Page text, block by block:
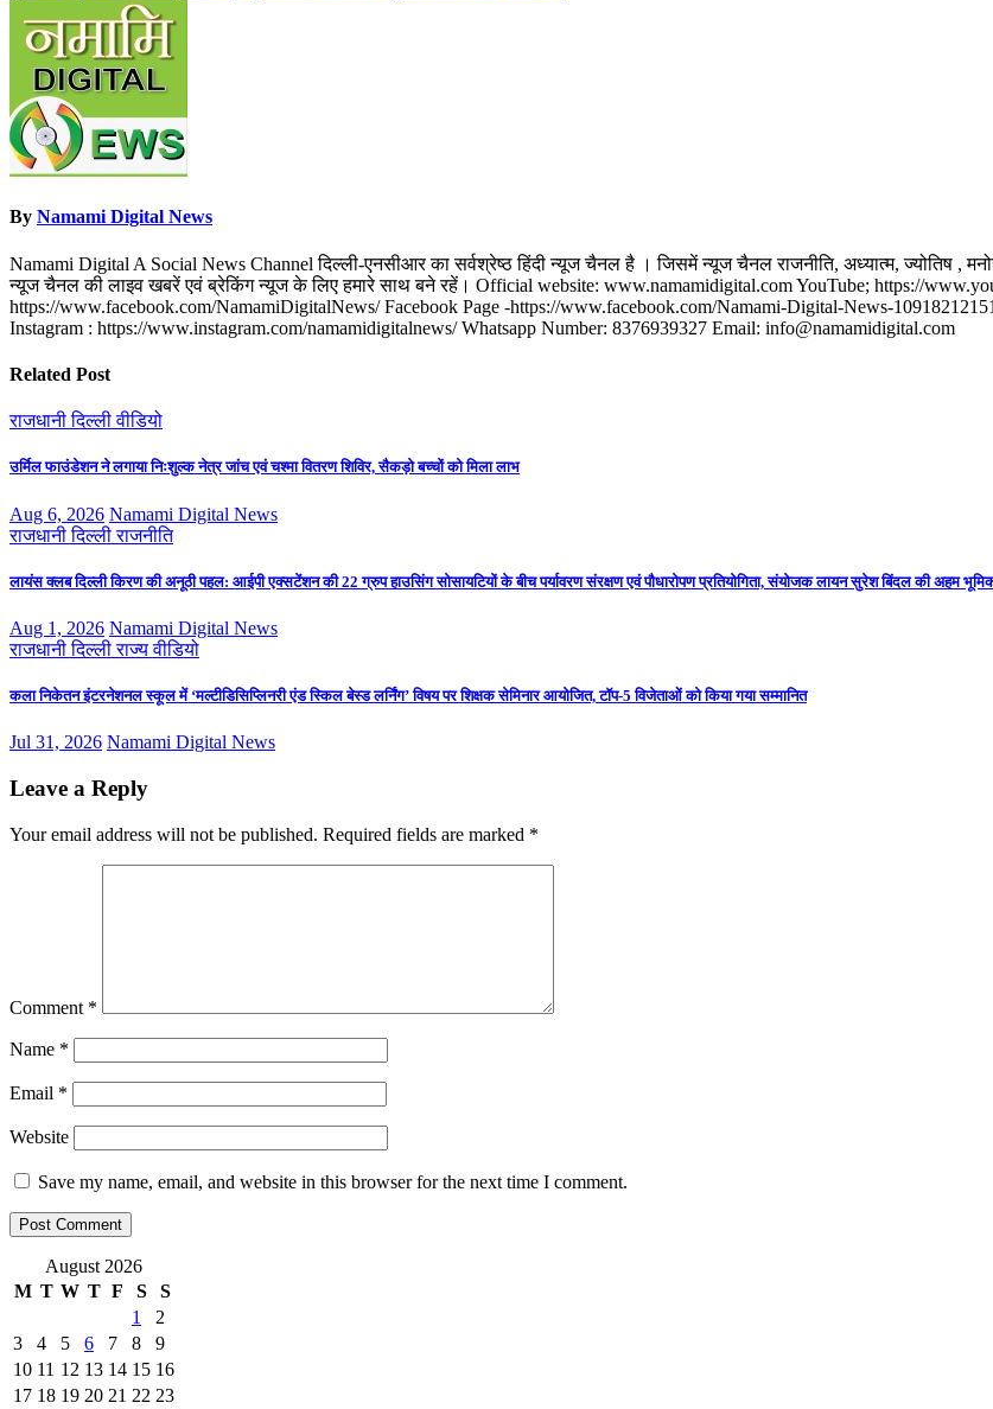
By Namami Digital News
Namami Digital A Social News Channel दिल्ली-एनसीआर का सर्वश्रेष्ठ हिंदी न्यूज चैनल है । जिसमें न्यूज चैनल राजनीति, अध्यात्म, ज्‍योतिष ,
न्यूज चैनल की लाइव खबरें एवं ब्रेकिंग न्यूज के लिए हमारे साथ बने रहें। Official website: www.namamidigital.com YouTube; https://
https://www.facebook.com/NamamiDigitalNews/ Facebook Page -https://www.facebook.com/Namami-Digital-News-
Instagram : https://www.instagram.com/namamidigitalnews/ Whatsapp Number: 8376939327 Email: info@namamidigital.com
Related Post
राजधानी दिल्लीवीडियो
उर्मिल फाउंडेशन ने लगाया निःशुल्क नेत्र जांच एवं चश्मा वितरण शिविर, सैकड़ो बच्चों को मिला लाभ
Aug 6, 2026 Namami Digital News
राजधानी दिल्लीराजनीति
लायंस क्लब दिल्ली किरण की अनूठी पहल: आईपी एक्सटेंशन की 22 ग्रुप हाउसिंग सोसायटियों के बीच पर्यावरण संरक्षण एवं पौधारोपण प्रतियोगिता, संयोजक लायन सुरेश बिंदल की अहम
Aug 1, 2026 Namami Digital News
राजधानी दिल्लीराज्यवीडियो
कला निकेतन इंटरनेशनल स्कूल में ‘मल्टीडिसिप्लिनरी एंड स्किल बेस्ड लर्निंग’ विषय पर शिक्षक सेमिनार आयोजित, टॉप-5 विजेताओं को किया गया सम्मानित
Jul 31, 2026 Namami Digital News
Leave a Reply
Your email address will not be published. Required fields are marked *
Comment *
Name *
Email *
Website
Save my name, email, and website in this browser for the next time I comment.
August 2026
M T W T F S
S
1
2
3
4 5 6 7 8
9
10 11 12 13 14 15 16
17 18 19 20 21 22 23